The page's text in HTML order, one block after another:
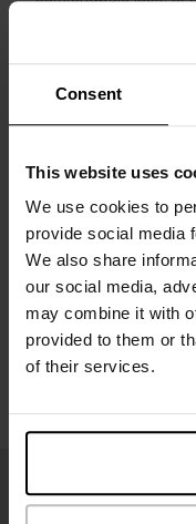
Consent
This website uses
We use cookies to
provide social media
We also share
our social media,
may combine it with
provided to them or
of their services.
jasje. Dit is een echt
Het model is 173 cm
Maatgids
Wasvoorschriften